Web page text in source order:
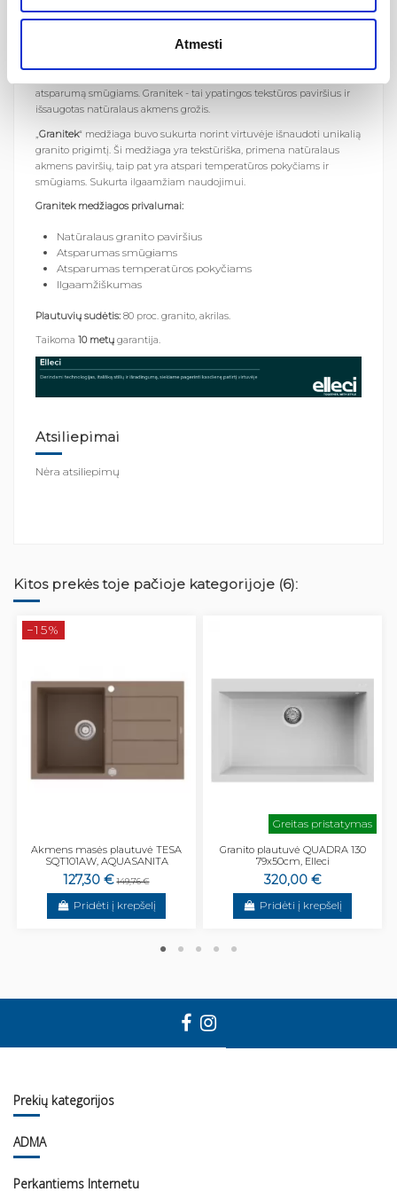
Atmesti
Apjungus patirtį, tvarias inovacijas ir technologijas, sukuriami
unikalūs, itališko dizaino gaminiai, atitinkantys kiekvieno norą.
atsparumą smūgiams. Granitek - tai ypatingos tekstūros paviršius ir
išsaugotas natūralaus akmens grožis.
Granitek“ medžiaga buvo sukurta norint virtuvėje išnaudoti unikalią
granito prigimtį. Ši medžiaga yra tekstūriška, primena natūralaus
akmens paviršių, taip pat yra atspari temperatūros pokyčiams ir
smūgiams. Sukurta ilgaamžiam naudojimui.
Granitek medžiagos privalumai:
Natūralaus granito paviršius
Atsparumas smūgiams
Atsparumas temperatūros pokyčiams
Ilgaamžiškumas
Plautuvių sudėtis: 80 proc. granito, akrilas.
Taikoma 10 metų garantija.
Atsiliepimai
Nėra atsiliepimų
Kitos prekės toje pačioje kategorijoje (6):
−15%
Akmens masės plautuvė TESA
SQT101AW, AQUASANITA
127,30 € 149,76 €
Pridėti į krepšelį
Greitas pristatymas
Granito plautuvė QUADRA 130
79x50cm, Elleci
320,00 €
Pridėti į krepšelį
Prekių kategorijos
ADMA
Perkantiems Internetu